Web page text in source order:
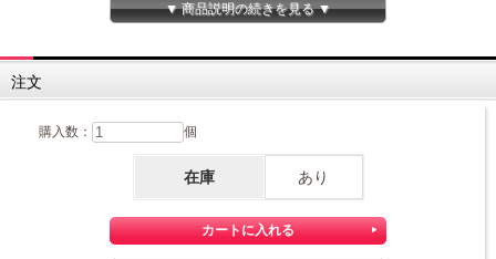
食物繊維やビタミンB群などの栄養素も豊富です。
▼ 商品説明の続きを見る ▼
注文
購入数： 個
在庫 あり